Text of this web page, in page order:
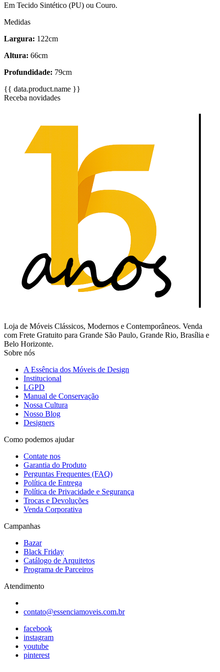
Em Tecido Sintético (PU) ou Couro.
Medidas
Largura: 122cm
Altura: 66cm
Profundidade: 79cm
{{ data.product.name }}
Receba novidades
Loja de Móveis Clássicos, Modernos e Contemporâneos. Venda
com Frete Gratuito para Grande São Paulo, Grande Rio, Brasília e
Belo Horizonte.
Sobre nós
A Essência dos Móveis de Design
Institucional
LGPD
Manual de Conservação
Nossa Cultura
Nosso Blog
Designers
Como podemos ajudar
Contate nos
Garantia do Produto
Perguntas Frequentes (FAQ)
Política de Entrega
Política de Privacidade e Segurança
Trocas e Devoluções
Venda Corporativa
Campanhas
Bazar
Black Friday
Catálogo de Arquitetos
Programa de Parceiros
Atendimento
contato@essenciamoveis.com.br
facebook
instagram
youtube
pinterest